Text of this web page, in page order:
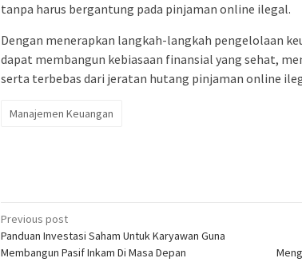
tanpa harus bergantung pada pinjaman online ilegal.
Dengan menerapkan langkah-langkah pengelolaan
dapat membangun kebiasaan finansial yang sehat,
serta terbebas dari jeratan hutang pinjaman online
Manajemen Keuangan
Post
navigation
Previous post
Panduan Investasi Saham Untuk Karyawan Guna
Membangun Pasif Inkam Di Masa Depan